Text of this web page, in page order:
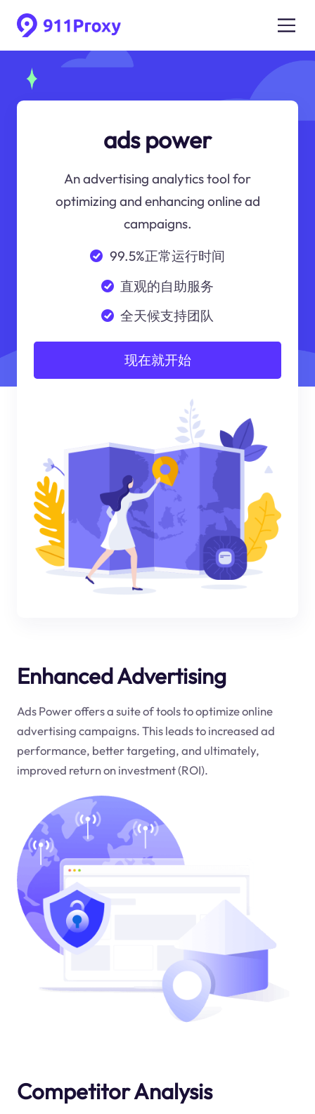
ads power
An advertising analytics tool for
optimizing and enhancing online ad
campaigns.
99.5%正常运行时间
直观的自助服务
全天候支持团队
现在就开始
Enhanced Advertising
Ads Power offers a suite of tools to optimize online
advertising campaigns. This leads to increased ad
performance, better targeting, and ultimately,
improved return on investment (ROI).
Competitor Analysis